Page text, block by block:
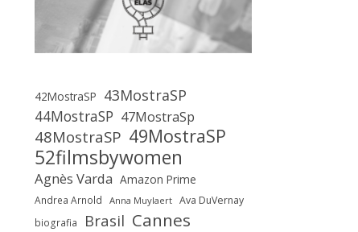
42MostraSP 43MostraSP
44MostraSP 47MostraSp
48MostraSP 49MostraSP
52filmsbywomen
Agnès Varda Amazon Prime
Andrea Arnold Anna Muylaert Ava DuVernay
biografia Brasil Cannes